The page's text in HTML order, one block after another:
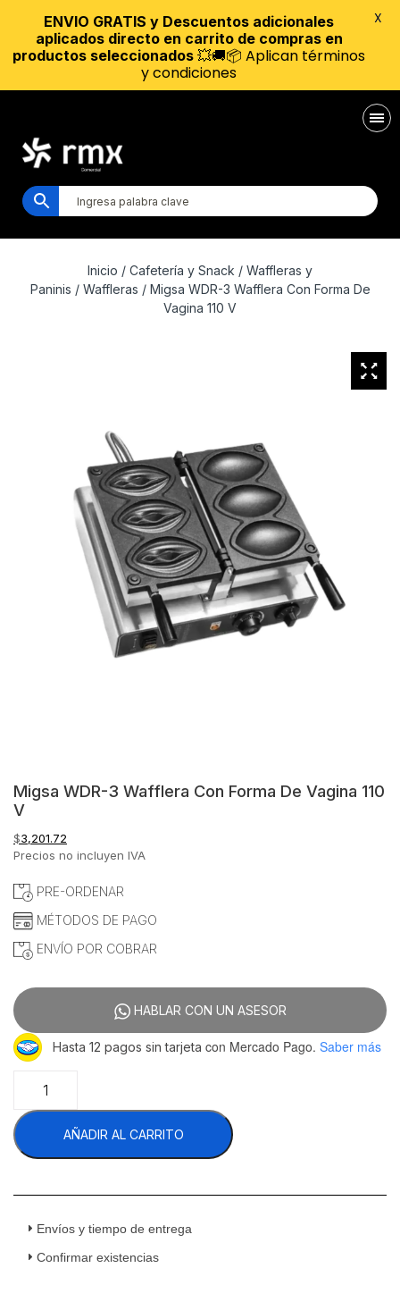
Inicio / Cafetería y Snack / Waffleras y
Paninis / Waffleras / Migsa WDR-3 Wafflera Con Forma De
Vagina 110 V
Migsa WDR-3 Wafflera Con Forma De Vagina 110
V
$3,201.72
Precios no incluyen IVA
PRE-ORDENAR
MÉTODOS DE PAGO
ENVÍO POR COBRAR
HABLAR CON UN ASESOR
Hasta 12 pagos sin tarjeta con Mercado Pago. Saber más
WDR-
3
Wafflera
Con
De
110
cantidad
AÑADIR AL CARRITO
Envíos y tiempo de entrega
Confirmar existencias
ENVIO GRATIS y Descuentos adicionales
aplicados directo en carrito de compras en
productos seleccionados 💥🚚📦 Aplican términos
y condiciones
X